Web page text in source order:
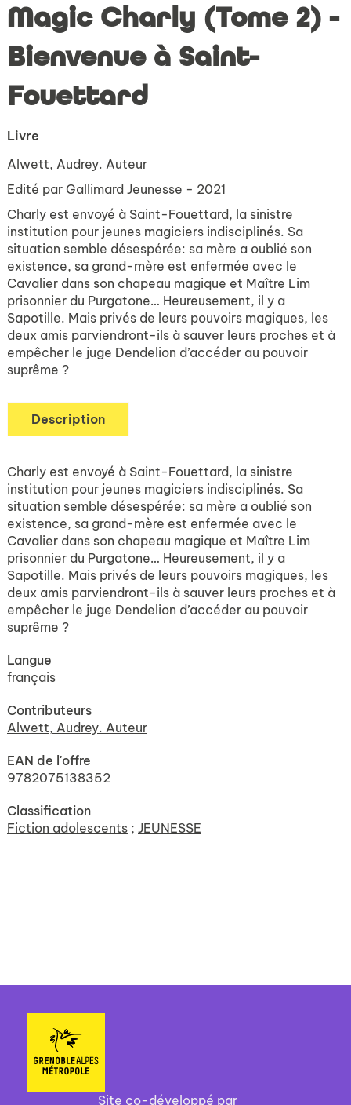
Magic Charly (Tome 2) -
Bienvenue à Saint-
Fouettard
Livre
Alwett, Audrey. Auteur
Edité par Gallimard Jeunesse - 2021
Charly est envoyé à Saint-Fouettard, la sinistre
institution pour jeunes magiciers indisciplinés. Sa
situation semble désespérée: sa mère a oublié son
existence, sa grand-mère est enfermée avec le
Cavalier dans son chapeau magique et Maître Lim
prisonnier du Purgatone… Heureusement, il y a
Sapotille. Mais privés de leurs pouvoirs magiques, les
deux amis parviendront-ils à sauver leurs proches et à
empêcher le juge Dendelion d’accéder au pouvoir
suprême ?
Description
Charly est envoyé à Saint-Fouettard, la sinistre
institution pour jeunes magiciers indisciplinés. Sa
situation semble désespérée: sa mère a oublié son
existence, sa grand-mère est enfermée avec le
Cavalier dans son chapeau magique et Maître Lim
prisonnier du Purgatone… Heureusement, il y a
Sapotille. Mais privés de leurs pouvoirs magiques, les
deux amis parviendront-ils à sauver leurs proches et à
empêcher le juge Dendelion d’accéder au pouvoir
suprême ?
Langue
français
Contributeurs
Alwett, Audrey. Auteur
EAN de l'offre
9782075138352
Classification
Fiction adolescents ; JEUNESSE
Site co-développé par